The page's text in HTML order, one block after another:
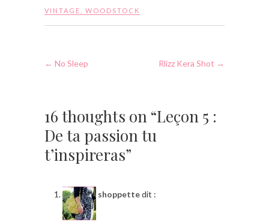
VINTAGE WOODSTOCK
← No Sleep Rlizz Kera Shot →
16 thoughts on “Leçon 5 :
De ta passion tu
t’inspireras”
shoppettedit :